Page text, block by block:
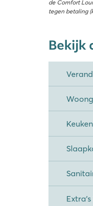
de Comfort
tegen betaling
Bekijk
Keuken